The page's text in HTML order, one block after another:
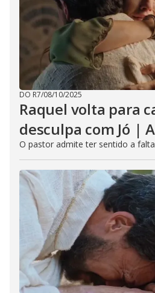
DO R7/08/10/2025
Raquel volta para
desculpa com Jó |
O pastor admite ter sentido a